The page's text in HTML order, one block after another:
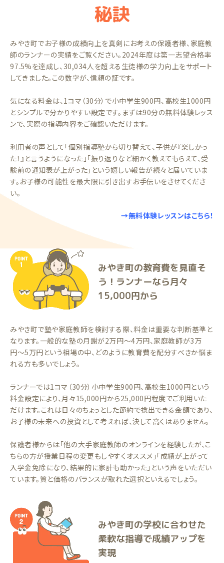
秘訣
みやき町でお子様の成績向上を真剣にお考えの保護者様、家庭教
師のランナーの実績をご覧ください。2024年度は第一志望合格率
97.5%を達成し、30,034人を超える生徒様の学力向上をサポート
してきました。この数字が、信頼の証です。
気になる料金は、1コマ（30分）で小中学生900円、高校生1000円
とシンプルで分かりやすい設定です。まずは90分の無料体験レッス
ンで、実際の指導内容をご確認いただけます。
利用者の声として「個別指導塾から切り替えて、子供が『楽しかっ
た！』と言うようになった」「振り返りなど細かく教えてもらえて、受
験前の通知表が上がった」という嬉しい報告が続々と届いていま
す。お子様の可能性を最大限に引き出すお手伝いをさせてくださ
い。
→無料体験レッスンはこちら！
みやき町の教育費を見直そ
う！ランナーなら月々
15,000円から
みやき町で塾や家庭教師を検討する際、料金は重要な判断基準と
なります。一般的な塾の月謝が2万円〜4万円、家庭教師が3万
円〜5万円という相場の中、どのように教育費を配分すべきか悩ま
れる方も多いでしょう。
ランナーでは1コマ（30分）小中学生900円、高校生1000円という
料金設定により、月々15,000円から25,000円程度でご利用いた
だけます。これは日々のちょっとした節約で捻出できる金額であり、
お子様の未来への投資として考えれば、決して高くはありません。
保護者様からは「他の大手家庭教師のオンラインを経験したが、こ
ちらの方が授業日程の変更もしやすくオススメ」「成績が上がって
入学金免除になり、結果的に家計も助かった」という声をいただい
ています。質と価格のバランスが取れた選択といえるでしょう。
みやき町の学校に合わせた
柔軟な指導で成績アップを
実現